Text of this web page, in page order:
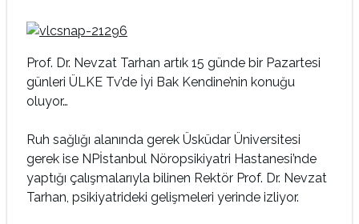
Prof. Dr. Nevzat Tarhan artık 15 günde bir Pazartesi
günleri ÜLKE Tv’de İyi Bak Kendine’nin konuğu
oluyor…
Ruh sağlığı alanında gerek Üsküdar Üniversitesi
gerek ise NPİstanbul Nöropsikiyatri Hastanesi’nde
yaptığı çalışmalarıyla bilinen Rektör Prof. Dr. Nevzat
Tarhan, psikiyatrideki gelişmeleri yerinde izliyor.